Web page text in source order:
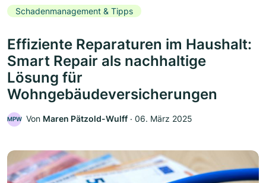
Schadenmanagement & Tipps
Effiziente Reparaturen im Haushalt:
Smart Repair als nachhaltige
Lösung für
Wohngebäudeversicherungen
MPW Von Maren Pätzold-Wulff ‧ 06. März 2025